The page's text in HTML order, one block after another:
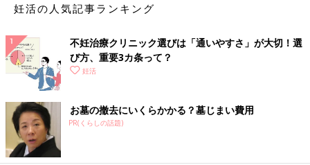
妊活の人気記事ランキング
不妊治療クリニック選びは「通いやすさ」が大切！選
び方、重要3カ条って？
妊活
お墓の撤去にいくらかかる？墓じまい費用
PR(くらしの話題)